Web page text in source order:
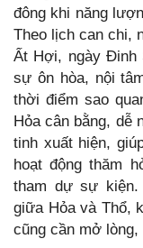
đông khi năng
Theo lịch can chi,
Ất Hợi, ngày Đinh
sự ôn hòa, nội
thời điểm sao
Hỏa cân bằng, dễ
tinh xuất hiện,
hoạt động thăm
tham dự sự
giữa Hỏa và Thổ,
cũng cần mở